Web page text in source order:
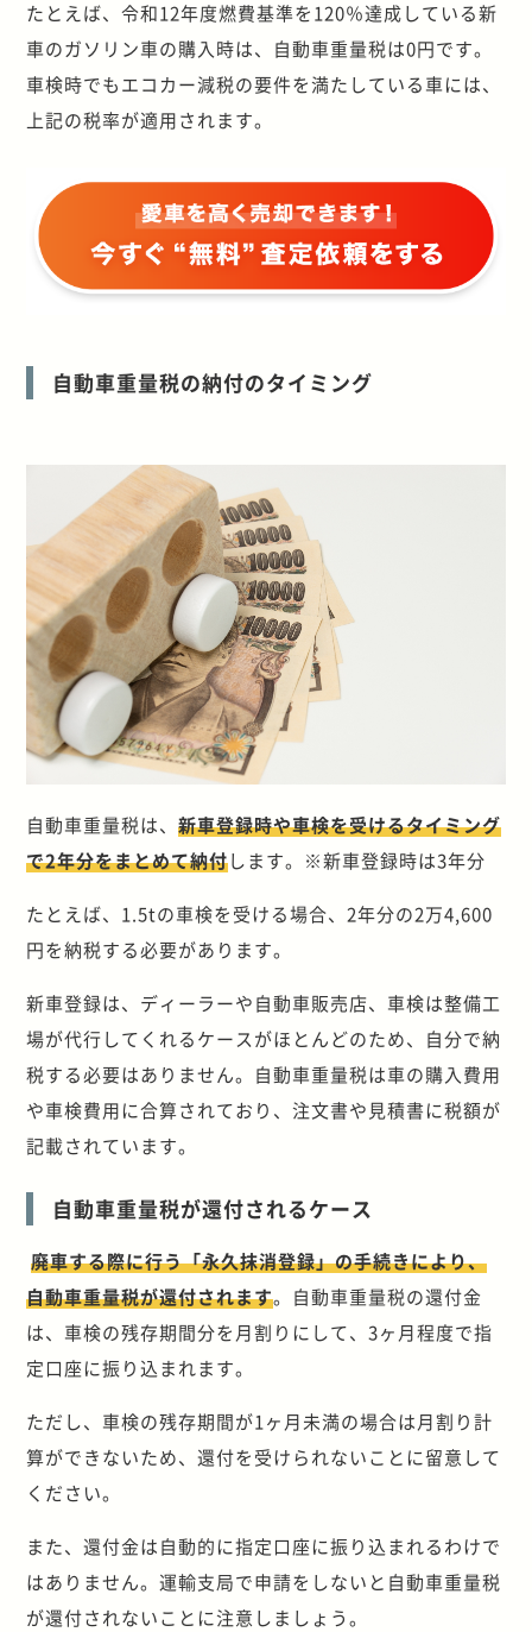
たとえば、令和12年度燃費基準を120％達成している新
車のガソリン車の購入時は、自動車重量税は0円です。
車検時でもエコカー減税の要件を満たしている車には、
上記の税率が適用されます。
自動車重量税の納付のタイミング
自動車重量税は、新車登録時や車検を受けるタイミング
で2年分をまとめて納付します。※新車登録時は3年分
たとえば、1.5tの車検を受ける場合、2年分の2万4,600
円を納税する必要があります。
新車登録は、ディーラーや自動車販売店、車検は整備工
場が代行してくれるケースがほとんどのため、自分で納
税する必要はありません。自動車重量税は車の購入費用
や車検費用に合算されており、注文書や見積書に税額が
記載されています。
自動車重量税が還付されるケース
廃車する際に行う「永久抹消登録」の手続きにより、
自動車重量税が還付されます。自動車重量税の還付金
は、車検の残存期間分を月割りにして、3ヶ月程度で指
定口座に振り込まれます。
ただし、車検の残存期間が1ヶ月未満の場合は月割り計
算ができないため、還付を受けられないことに留意して
ください。
また、還付金は自動的に指定口座に振り込まれるわけで
はありません。運輸支局で申請をしないと自動車重量税
が還付されないことに注意しましょう。